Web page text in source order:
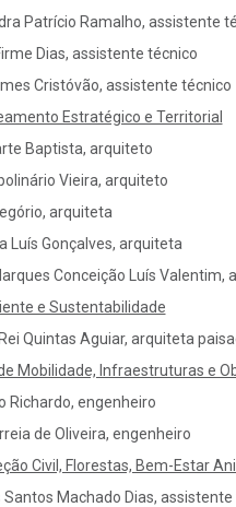
Patrício Ramalho, assistente
Dias, assistente técnico
Cristóvão, assistente técnico
Estratégico e Territorial
Baptista, arquiteto
Vieira, arquiteto
arquiteta
Luís Gonçalves, arquiteta
Conceição Luís Valentim,
e Sustentabilidade
Quintas Aguiar, arquiteta
Mobilidade, lnfraestruturas e
Richardo, engenheiro
de Oliveira, engenheiro
Civil, Florestas, Bem-Estar
Santos Machado Dias, assistente